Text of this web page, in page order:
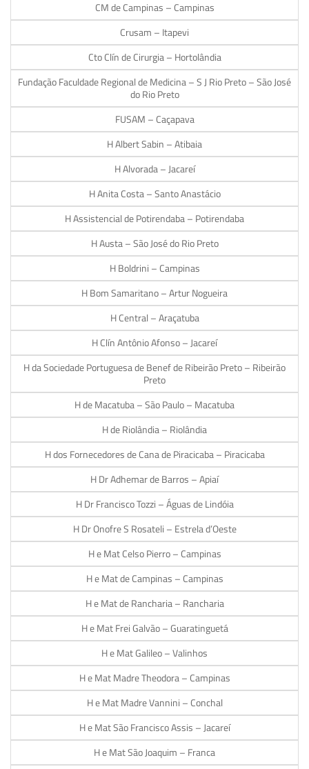
CM de Campinas – Campinas
Crusam – Itapevi
Cto Clín de Cirurgia – Hortolândia
Fundação Faculdade Regional de Medicina – S J Rio Preto – São José
do Rio Preto
FUSAM – Caçapava
H Albert Sabin – Atibaia
H Alvorada – Jacareí
H Anita Costa – Santo Anastácio
H Assistencial de Potirendaba – Potirendaba
H Austa – São José do Rio Preto
H Boldrini – Campinas
H Bom Samaritano – Artur Nogueira
H Central – Araçatuba
H Clín Antônio Afonso – Jacareí
H da Sociedade Portuguesa de Benef de Ribeirão Preto – Ribeirão
Preto
H de Macatuba – São Paulo – Macatuba
H de Riolândia – Riolândia
H dos Fornecedores de Cana de Piracicaba – Piracicaba
H Dr Adhemar de Barros – Apiaí
H Dr Francisco Tozzi – Águas de Lindóia
H Dr Onofre S Rosateli – Estrela d’Oeste
H e Mat Celso Pierro – Campinas
H e Mat de Campinas – Campinas
H e Mat de Rancharia – Rancharia
H e Mat Frei Galvão – Guaratinguetá
H e Mat Galileo – Valinhos
H e Mat Madre Theodora – Campinas
H e Mat Madre Vannini – Conchal
H e Mat São Francisco Assis – Jacareí
H e Mat São Joaquim – Franca